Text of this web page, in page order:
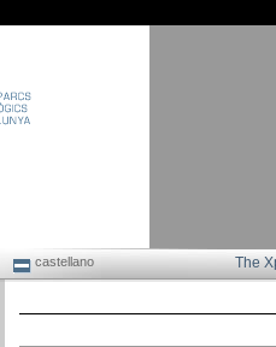
castellano The